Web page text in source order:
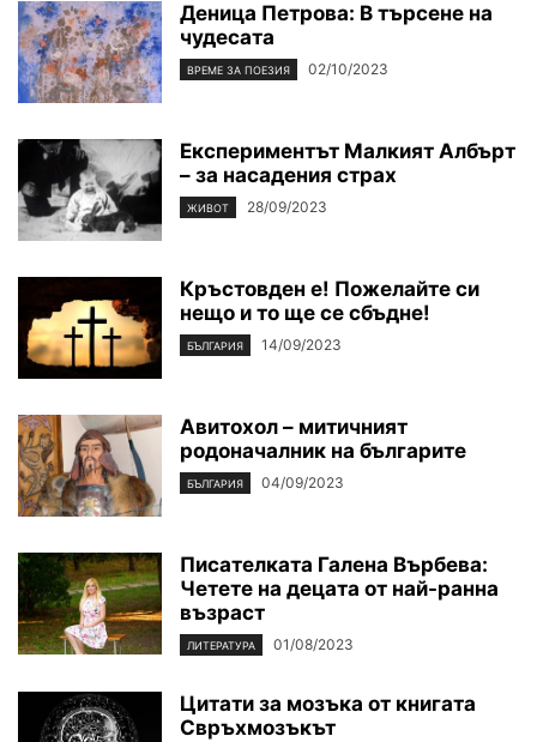
Деница Петрова: В търсене на
чудесата
ВРЕМЕ ЗА ПОЕЗИЯ 02/10/2023
Експериментът Малкият Албърт
– за насадения страх
ЖИВОТ 28/09/2023
Кръстовден е! Пожелайте си
нещо и то ще се сбъдне!
БЪЛГАРИЯ 14/09/2023
Авитохол – митичният
родоначалник на българите
БЪЛГАРИЯ 04/09/2023
Писателката Галена Върбева:
Четете на децата от най-ранна
възраст
ЛИТЕРАТУРА 01/08/2023
Цитати за мозъка от книгата
Свръхмозъкът